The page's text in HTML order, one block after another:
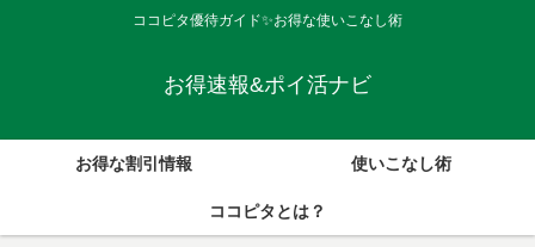
ココピタ優待ガイド✨お得な使いこなし術
お得速報&ポイ活ナビ
お得な割引情報 使いこなし術
ココピタとは？